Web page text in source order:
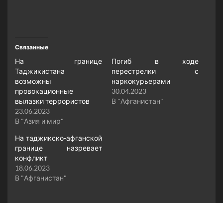
Связанные
На границе
Таджикистана
возможны
провокационные
вылазки террористов
23.06.2023
В "Азия и мир"
Погиб в ходе
перестрелки с
наркокурьерами
30.04.2023
В "Афганистан"
На таджикско-афганской
границе назревает
конфликт
18.06.2023
В "Афганистан"